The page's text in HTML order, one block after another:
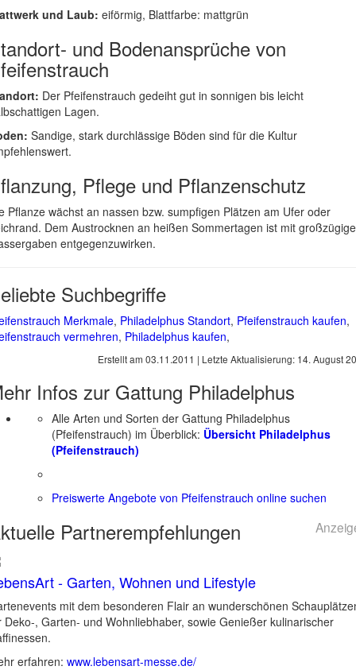
und Laub: eiförmig, Blattfarbe: mattgrün
und Bodenansprüche von
Der Pfeifenstrauch gedeiht gut in sonnigen bis leicht
Lagen.
Sandige, stark durchlässige Böden sind für die Kultur
Pflege und Pflanzenschutz
Pflanze wächst an nassen bzw. sumpfigen Plätzen am Ufer oder
Dem Austrocknen an heißen Sommertagen ist mit
entgegenzuwirken.
Suchbegriffe
Merkmale, Philadelphus Standort, Pfeifenstrauch kaufen,
vermehren, Philadelphus kaufen,
Erstellt am 03.11.2011 | Letzte Aktualisierung: 14. August
Infos zur Gattung Philadelphus
Alle Arten und Sorten der Gattung Philadelphus
(Pfeifenstrauch) im Überblick: Übersicht Philadelphus
(Pfeifenstrauch)
Preiswerte Angebote von Pfeifenstrauch online suchen
Partnerempfehlungen
- Garten, Wohnen und Lifestyle
mit dem besonderen Flair an wunderschönen
Deko-, Garten- und Wohnliebhaber, sowie Genießer kulinarischer
erfahren: www.lebensart-messe.de/